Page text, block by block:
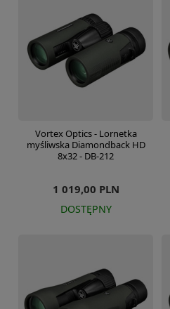
Vortex Optics - Lornetka
myśliwska Diamondback HD
8x32 - DB-212
1 019,00 PLN
DOSTĘPNY